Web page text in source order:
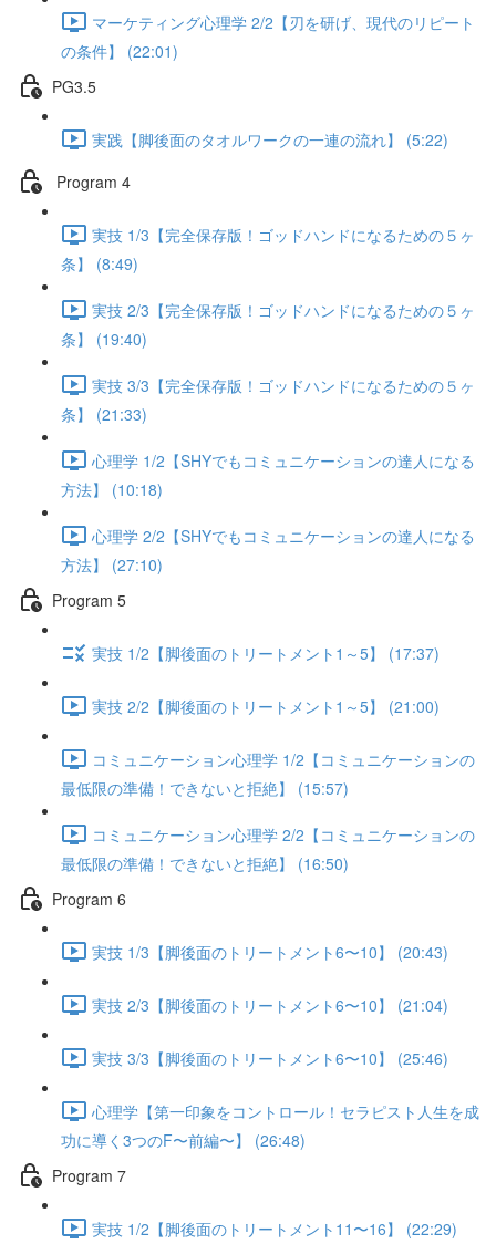
マーケティング心理学 2/2【刃を研げ、現代のリピート
の条件】 (22:01)
PG3.5
実践【脚後面のタオルワークの一連の流れ】 (5:22)
Program 4
実技 1/3【完全保存版！ゴッドハンドになるための５ヶ
条】 (8:49)
実技 2/3【完全保存版！ゴッドハンドになるための５ヶ
条】 (19:40)
実技 3/3【完全保存版！ゴッドハンドになるための５ヶ
条】 (21:33)
心理学 1/2【SHYでもコミュニケーションの達人になる
方法】 (10:18)
心理学 2/2【SHYでもコミュニケーションの達人になる
方法】 (27:10)
Program 5
実技 1/2【脚後面のトリートメント1～5】 (17:37)
実技 2/2【脚後面のトリートメント1～5】 (21:00)
コミュニケーション心理学 1/2【コミュニケーションの
最低限の準備！できないと拒絶】 (15:57)
コミュニケーション心理学 2/2【コミュニケーションの
最低限の準備！できないと拒絶】 (16:50)
Program 6
実技 1/3【脚後面のトリートメント6〜10】 (20:43)
実技 2/3【脚後面のトリートメント6〜10】 (21:04)
実技 3/3【脚後面のトリートメント6〜10】 (25:46)
心理学【第一印象をコントロール！セラピスト人生を成
功に導く3つのF〜前編〜】 (26:48)
Program 7
実技 1/2【脚後面のトリートメント11〜16】 (22:29)